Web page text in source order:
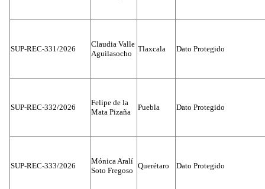
SUP-REC-331/2026
Claudia Valle
Aguilasocho
Tlaxcala Dato Protegido
SUP-REC-332/2026
Felipe de la
Mata Pizaña
Puebla Dato Protegido
SUP-REC-333/2026
Mónica Aralí
Soto Fregoso
Querétaro Dato Protegido